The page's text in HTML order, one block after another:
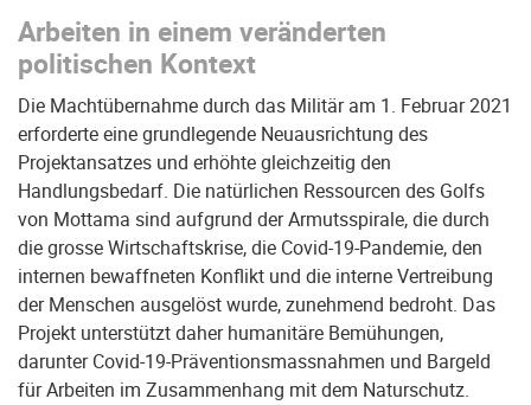
Arbeiten in einem veränderten
politischen Kontext
Die Machtübernahme durch das Militär am 1. Februar 2021
erforderte eine grundlegende Neuausrichtung des
Projektansatzes und erhöhte gleichzeitig den
Handlungsbedarf. Die natürlichen Ressourcen des Golfs
von Mottama sind aufgrund der Armutsspirale, die durch
die grosse Wirtschaftskrise, die Covid-19-Pandemie, den
internen bewaffneten Konflikt und die interne Vertreibung
der Menschen ausgelöst wurde, zunehmend bedroht. Das
Projekt unterstützt daher humanitäre Bemühungen,
darunter Covid-19-Präventionsmassnahmen und Bargeld
für Arbeiten im Zusammenhang mit dem Naturschutz.